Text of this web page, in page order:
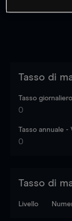
Tasso di
Tasso
0
Tasso annuale -
0
Tasso di
Livello